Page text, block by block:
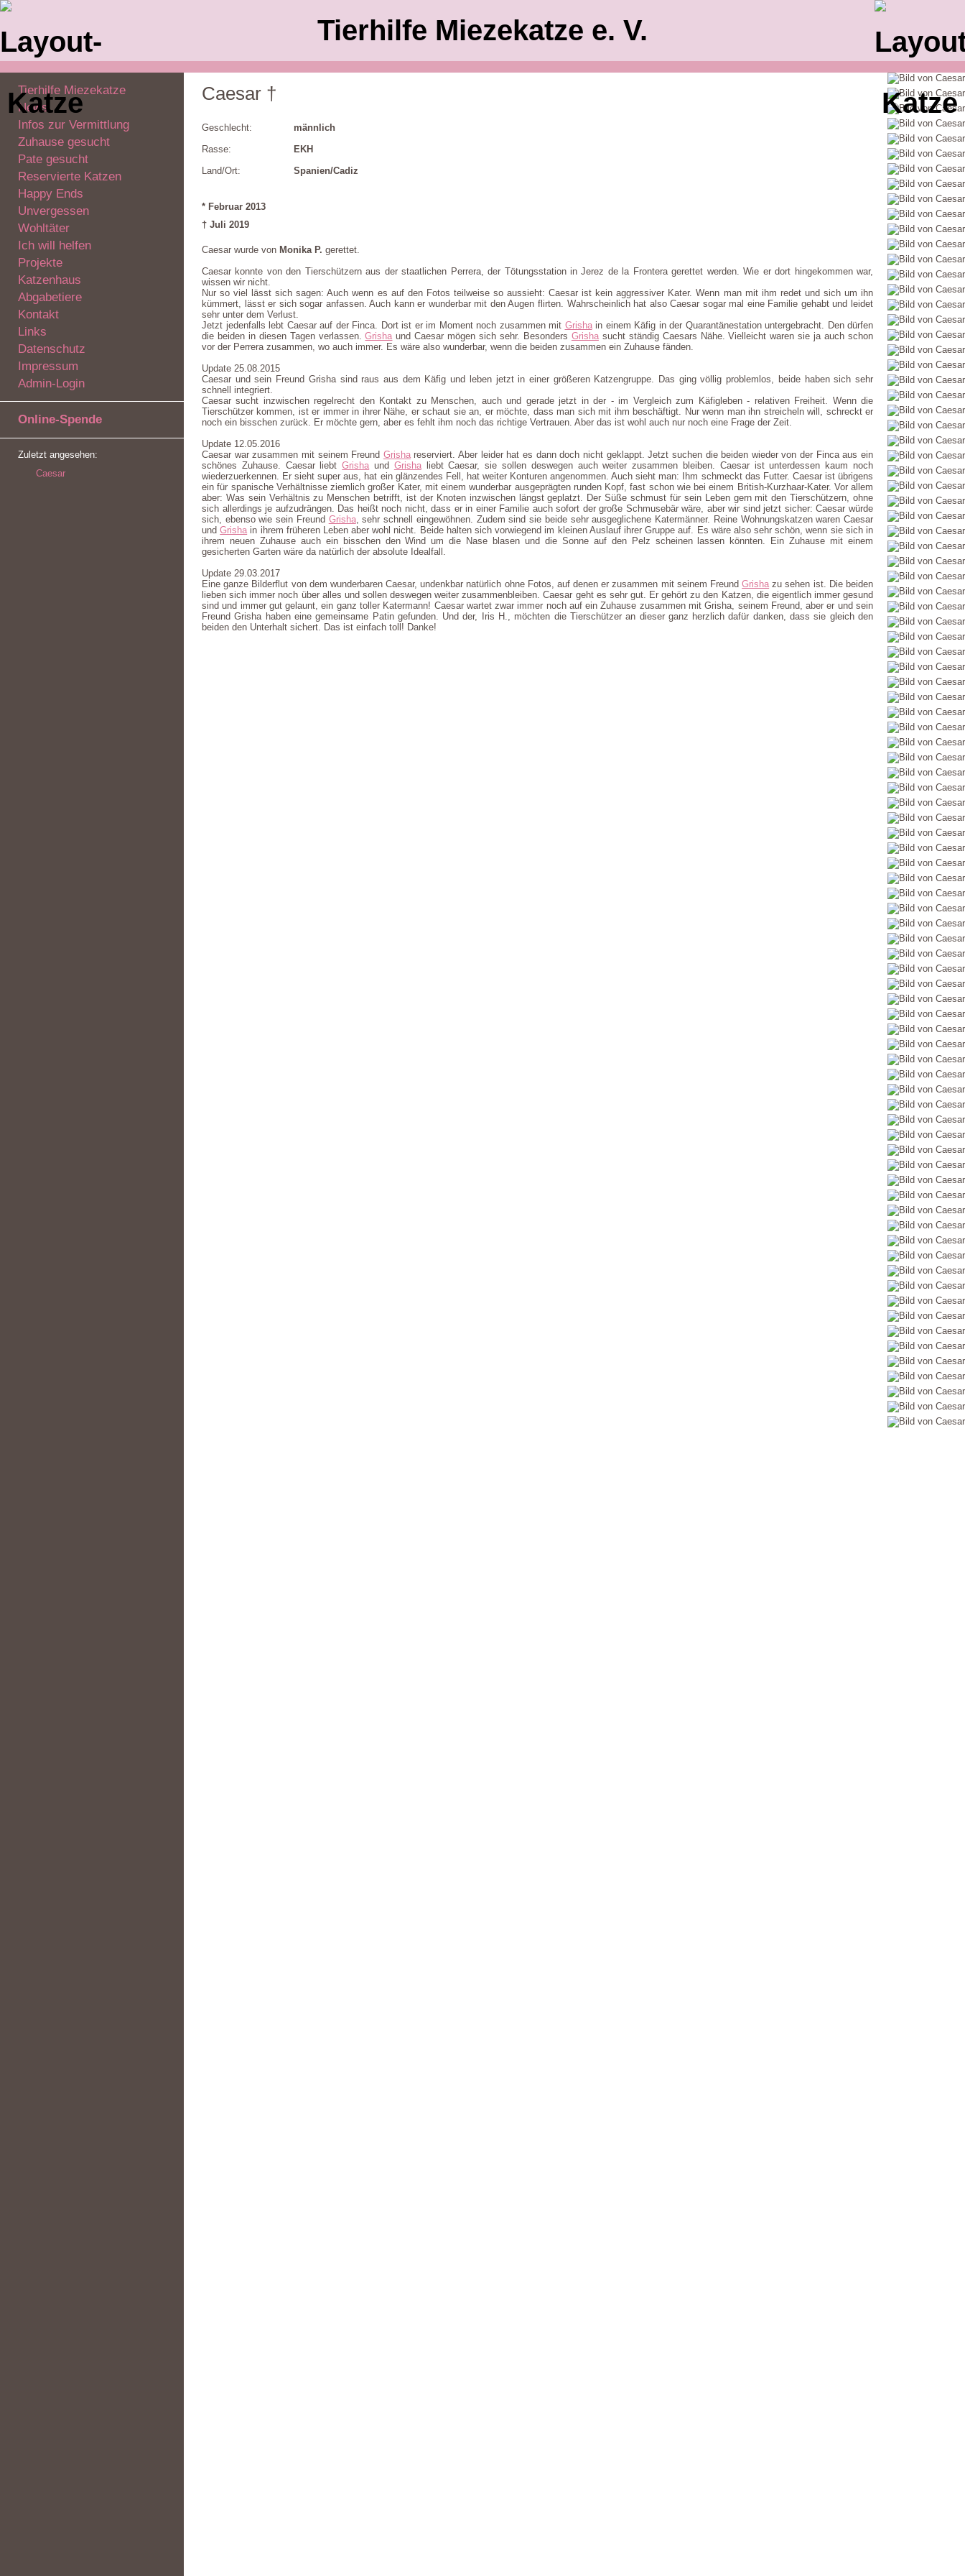
Tierhilfe Miezekatze e. V.
Tierhilfe Miezekatze
News
Infos zur Vermittlung
Zuhause gesucht
Pate gesucht
Reservierte Katzen
Happy Ends
Unvergessen
Wohltäter
Ich will helfen
Projekte
Katzenhaus
Abgabetiere
Kontakt
Links
Datenschutz
Impressum
Admin-Login
Online-Spende
Zuletzt angesehen:
Caesar
Caesar †
Geschlecht:
männlich
Rasse:
EKH
Land/Ort:
Spanien/Cadiz
* Februar 2013
† Juli 2019
Caesar wurde von Monika P. gerettet.
Caesar konnte von den Tierschützern aus der staatlichen Perrera, der Tötungsstation in Jerez de la Frontera gerettet werden. Wie er dort hingekommen war,
wissen wir nicht.
Nur so viel lässt sich sagen: Auch wenn es auf den Fotos teilweise so aussieht: Caesar ist kein aggressiver Kater. Wenn man mit ihm redet und sich um ihn
kümmert, lässt er sich sogar anfassen. Auch kann er wunderbar mit den Augen flirten. Wahrscheinlich hat also Caesar sogar mal eine Familie gehabt und leidet
sehr unter dem Verlust.
Jetzt jedenfalls lebt Caesar auf der Finca. Dort ist er im Moment noch zusammen mit Grishain einem Käfig in der Quarantänestation untergebracht. Den dürfen
die beiden in diesen Tagen verlassen.Grishaund Caesar mögen sich sehr. Besonders Grishasucht ständig Caesars Nähe. Vielleicht waren sie ja auch schon
vor der Perrera zusammen, wo auch immer. Es wäre also wunderbar, wenn die beiden zusammen ein Zuhause fänden.
Update 25.08.2015
Caesar und sein Freund Grisha sind raus aus dem Käfig und leben jetzt in einer größeren Katzengruppe. Das ging völlig problemlos, beide haben sich sehr
schnell integriert.
Caesar sucht inzwischen regelrecht den Kontakt zu Menschen, auch und gerade jetzt in der - im Vergleich zum Käfigleben - relativen Freiheit. Wenn die
Tierschützer kommen, ist er immer in ihrer Nähe, er schaut sie an, er möchte, dass man sich mit ihm beschäftigt. Nur wenn man ihn streicheln will, schreckt er
noch ein bisschen zurück. Er möchte gern, aber es fehlt ihm noch das richtige Vertrauen. Aber das ist wohl auch nur noch eine Frage der Zeit.
Update 12.05.2016
Caesar war zusammen mit seinem Freund Grishareserviert. Aber leider hat es dann doch nicht geklappt. Jetzt suchen die beiden wieder von der Finca aus ein
schönes Zuhause. Caesar liebtGrishaund Grishaliebt Caesar, sie sollen deswegen auch weiter zusammen bleiben. Caesar ist unterdessen kaum noch
wiederzuerkennen. Er sieht super aus, hat ein glänzendes Fell, hat weiter Konturen angenommen. Auch sieht man: Ihm schmeckt das Futter. Caesar ist übrigens
ein für spanische Verhältnisse ziemlich großer Kater, mit einem wunderbar ausgeprägten runden Kopf, fast schon wie bei einem British-Kurzhaar-Kater. Vor allem
aber: Was sein Verhältnis zu Menschen betrifft, ist der Knoten inzwischen längst geplatzt. Der Süße schmust für sein Leben gern mit den Tierschützern, ohne
sich allerdings je aufzudrängen. Das heißt noch nicht, dass er in einer Familie auch sofort der große Schmusebär wäre, aber wir sind jetzt sicher: Caesar würde
sich, ebenso wie sein Freund Grisha, sehr schnell eingewöhnen. Zudem sind sie beide sehr ausgeglichene Katermänner. Reine Wohnungskatzen waren Caesar
undGrishain ihrem früheren Leben aber wohl nicht. Beide halten sich vorwiegend im kleinen Auslauf ihrer Gruppe auf. Es wäre also sehr schön, wenn sie sich in
ihrem neuen Zuhause auch ein bisschen den Wind um die Nase blasen und die Sonne auf den Pelz scheinen lassen könnten. Ein Zuhause mit einem
gesicherten Garten wäre da natürlich der absolute Idealfall.
Update 29.03.2017
Eine ganze Bilderflut von dem wunderbaren Caesar, undenkbar natürlich ohne Fotos, auf denen er zusammen mit seinem FreundGrishazu sehen ist. Die beiden
lieben sich immer noch über alles und sollen deswegen weiter zusammenbleiben. Caesar geht es sehr gut. Er gehört zu den Katzen, die eigentlich immer gesund
sind und immer gut gelaunt, ein ganz toller Katermann! Caesar wartet zwar immer noch auf ein Zuhause zusammen mit Grisha, seinem Freund, aber er und sein
Freund Grisha haben eine gemeinsame Patin gefunden. Und der, Iris H., möchten die Tierschützer an dieser ganz herzlich dafür danken, dass sie gleich den
beiden den Unterhalt sichert. Das ist einfach toll! Danke!